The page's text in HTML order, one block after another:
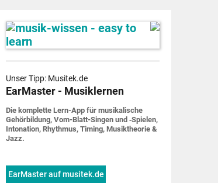
Unser Tipp: Musitek.de
EarMaster - Musiklernen
Die komplette Lern-App für musi­ka­lische
Gehör­bildung, Vom-Blatt-Singen und ‑Spielen,
Into­nation, Rhythmus, Timing, Musik­theorie &
Jazz.
EarMaster auf musitek.de